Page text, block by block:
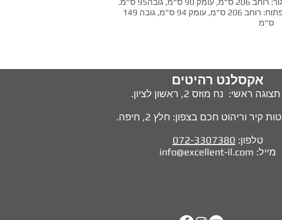
גובה95 ס"מ.
ספה נפתחת למיטת קומותיים- מצב פתוח: רוחב 206 ס"מ, עומק 94 ס"מ, גובה 149
ס"מ
אקסלנט רהיטים
ראשי: נח מוזס 2, ראשון לציון.
קיר וריהוט חכם בצפון: חלץ 2, חיפה.
טלפון: 072-3307380
מייל: info@excellent-il.com